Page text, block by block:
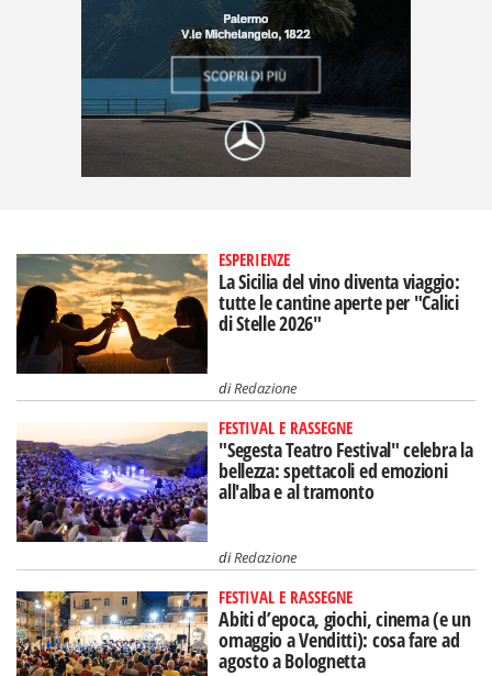
ESPERIENZE
La Sicilia del vino diventa viaggio:
tutte le cantine aperte per "Calici
di Stelle 2026"
diRedazione
FESTIVAL E RASSEGNE
"Segesta Teatro Festival" celebra la
bellezza: spettacoli ed emozioni
all'alba e al tramonto
diRedazione
FESTIVAL E RASSEGNE
Abiti d’epoca, giochi, cinema (e un
omaggio a Venditti): cosa fare ad
agosto a Bolognetta